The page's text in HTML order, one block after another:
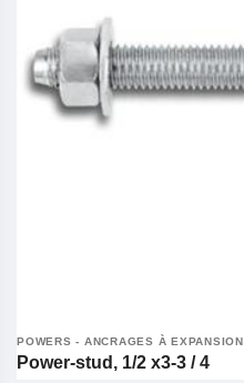
POWERS - ANCRAGES À EXPANSION
Power-stud, 1/2 x3-3 / 4